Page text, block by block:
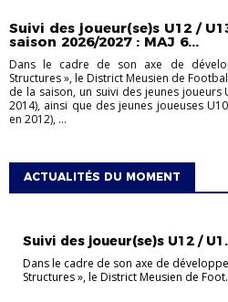
Suivi des joueur(se)s U12 /
saison 2026/2027 : MAJ 6...
Dans le cadre de son axe de
Structures », le District Meusien de
de la saison, un suivi des jeunes joueurs
2014), ainsi que des jeunes joueuses
en 2012), ...
ACTUALITÉS DU MOMENT
Suivi des joueur(se)s U12 /
Dans le cadre de son axe de
Structures », le District Meusien de